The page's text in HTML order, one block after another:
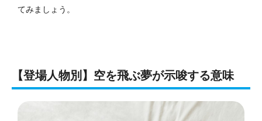
てみましょう。
【登場人物別】空を飛ぶ夢が示唆する意味